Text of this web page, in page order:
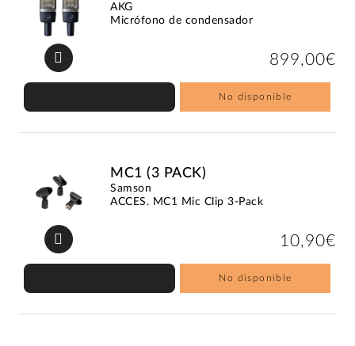
AKG
Micrófono de condensador
899,00€
No disponible
MC1 (3 PACK)
Samson
ACCES. MC1 Mic Clip 3-Pack
10,90€
No disponible